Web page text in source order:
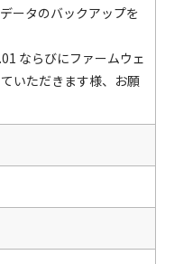
ータのバックアップを
ならびにファームウェ
いただきます様、お願